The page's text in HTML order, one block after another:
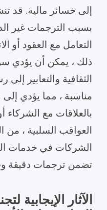
إلى خسائر مالية. قد
بسبب الترجمات غير
التعامل مع العقود أو
ذلك ، يمكن أن يؤدي
الثقافية والتعابير
مناسبة ، مما يؤدي إلى
بالعلاقات مع الشركاء
العواقب السلبية ،
الشركات في خدمات
تضمن ترجمات دقيقة
الآثار الإيجابية